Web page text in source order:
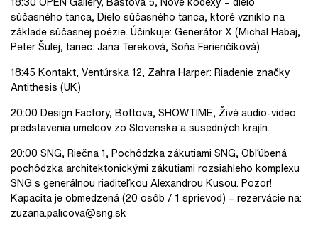
súčasného tanca, Dielo súčasného tanca, ktoré vzniklo na
základe súčasnej poézie. Účinkuje: Generátor X (Michal Habaj,
Peter Šulej, tanec: Jana Tereková, Soňa Ferienčíková).
18:45 Kontakt, Ventúrska 12, Zahra Harper: Riadenie značky
Antithesis (UK)
20:00 Design Factory, Bottova, SHOWTIME, Živé audio-video
predstavenia umelcov zo Slovenska a susedných krajín.
20:00 SNG, Riečna 1, Pochôdzka zákutiami SNG, Obľúbená
pochôdzka architektonickými zákutiami rozsiahleho komplexu
SNG s generálnou riaditeľkou Alexandrou Kusou. Pozor!
Kapacita je obmedzená (20 osôb / 1 sprievod) – rezervácie na:
zuzana.palicova@sng.sk